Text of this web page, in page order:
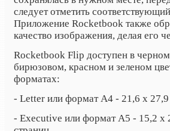
следует отметить
Приложение Rocketbook также
качество изображения, делая его
Rocketbook Flip доступен в
бирюзовом, красном и зеленом
форматах:
- Letter или формат А4 - 21,6 x
- Executive или формат А5 - 15,2 x